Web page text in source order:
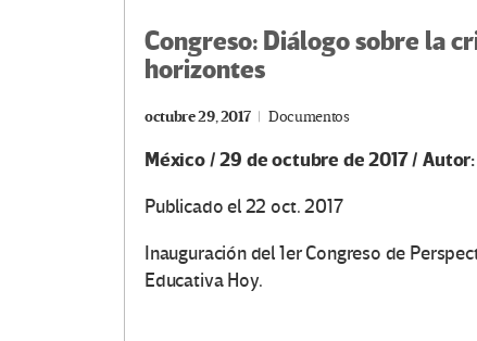
Congreso: Diálogo sobre la
horizontes
octubre 29, 2017 Documentos
México / 29 de octubre de 2017 / Autor:
Publicado el 22 oct. 2017
Inauguración del 1er Congreso de
Educativa Hoy.